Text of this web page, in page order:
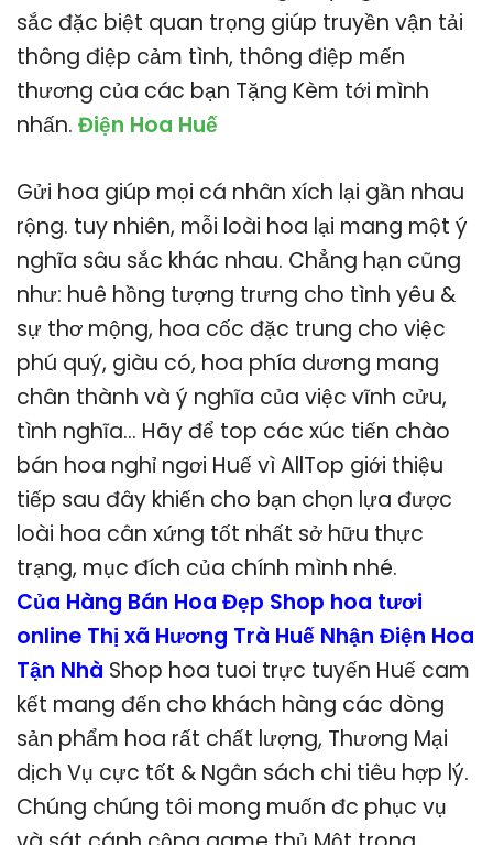
sắc đặc biệt quan trọng giúp truyền vận tải
thông điệp cảm tình, thông điệp mến
thương của các bạn Tặng Kèm tới mình
nhấn. Điện Hoa Huế
Gửi hoa giúp mọi cá nhân xích lại gần nhau
rộng. tuy nhiên, mỗi loài hoa lại mang một ý
nghĩa sâu sắc khác nhau. Chẳng hạn cũng
như: huê hồng tượng trưng cho tình yêu &
sự thơ mộng, hoa cốc đặc trung cho việc
phú quý, giàu có, hoa phía dương mang
chân thành và ý nghĩa của việc vĩnh cửu,
tình nghĩa… Hãy để top các xúc tiến chào
bán hoa nghỉ ngơi Huế vì AllTop giới thiệu
tiếp sau đây khiến cho bạn chọn lựa được
loài hoa cân xứng tốt nhất sở hữu thực
trạng, mục đích của chính mình nhé.
Của Hàng Bán Hoa Đẹp Shop hoa tươi
online Thị xã Hương Trà Huế Nhận Điện Hoa
Tận Nhà Shop hoa tuoi trực tuyến Huế cam
kết mang đến cho khách hàng các dòng
sản phẩm hoa rất chất lượng, Thương Mại
dịch Vụ cực tốt & Ngân sách chi tiêu hợp lý.
Chúng chúng tôi mong muốn đc phục vụ